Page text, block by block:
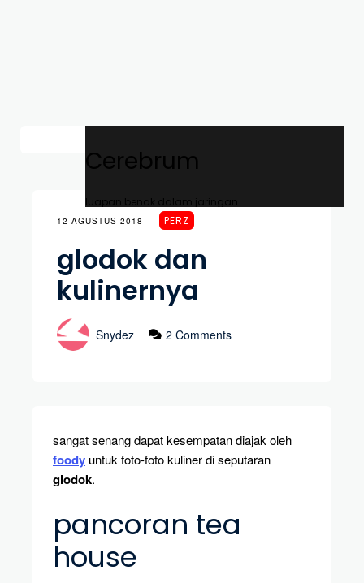
Cerebrum
luapan benak dalam jaringan
12 AGUSTUS 2018 PERZ
glodok dan
kulinernya
Snydez 2 Comments
sangat senang dapat kesempatan diajak oleh
foody untuk foto-foto kuliner di seputaran
glodok.
pancoran tea
house